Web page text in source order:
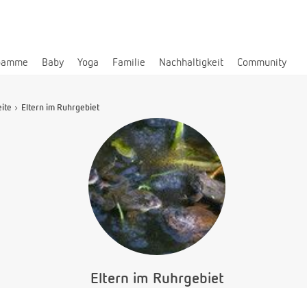
Baby Yoga Familie Nachhaltigkeit Community
Eltern im Ruhrgebiet
Eltern im Ruhrgebiet